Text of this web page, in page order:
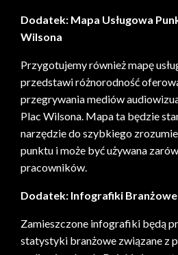
Dodatek: Mapa Usługowa
Wilsona
Przygotujemy również mapę
przedstawi różnorodność
przegrywania mediów
Plac Wilsona. Mapa ta będzie
narzędzie do szybkiego
punktu i może być używana
pracowników.
Dodatek: Infografiki
Zamieszczone infografiki będą
statystyki branżowe związane z